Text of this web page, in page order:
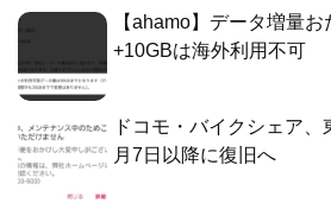
【ahamo】データ増量
+10GBは海外利用不可
ドコモ・バイクシェア
月7日以降に復旧へ